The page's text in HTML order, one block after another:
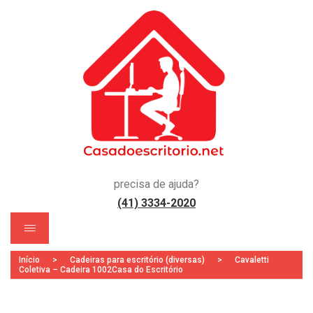
precisa de ajuda?
(41) 3334-2020
Início > Cadeiras para escritório (diversas) >
Cavaletti
Coletiva – Cadeira 1002Casa do Escritório